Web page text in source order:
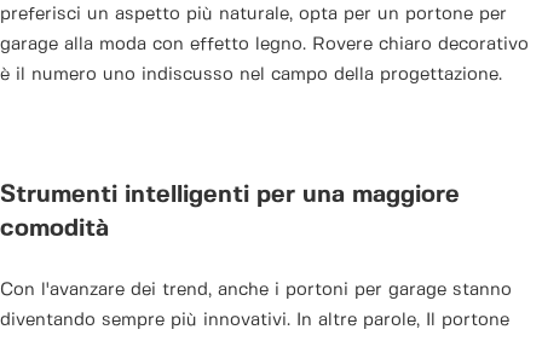
preferisci un aspetto più naturale, opta per un portone per
garage alla moda con effetto legno. Rovere chiaro decorativo
è il numero uno indiscusso nel campo della progettazione.
Strumenti intelligenti per una maggiore
comodità
Con l'avanzare dei trend, anche i portoni per garage stanno
diventando sempre più innovativi. In altre parole, Il portone